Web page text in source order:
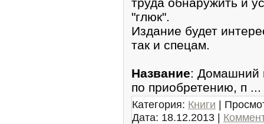
"глюк".
Издание будет
так и спецам.
Название: Домашний
по приобретению, п ...
Категория: Книги |
Дата: 18.12.2013 |